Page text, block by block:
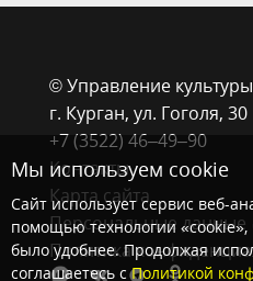
© Управление
г. Курган, ​ул. Гоголя, 30
+7 (3522) 46‒49‒90
Контакты
Карта сайта
Персональные данные
Политика
Мы используем cookie
Сайт использует сервис веб-
помощью технологии «cookie»,
было удобнее. Продолжая
соглашаетесь сПолитикой